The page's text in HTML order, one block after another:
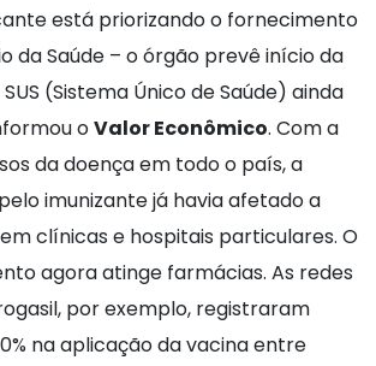
está priorizando o fornecimento
da Saúde – o órgão prevê início da
(Sistema Único de Saúde) ainda
oValor Econômico. Com a
da doença em todo o país, a
imunizante já havia afetado a
clínicas e hospitais particulares. O
agora atinge farmácias. As redes
por exemplo, registraram
na aplicação da vacina entre